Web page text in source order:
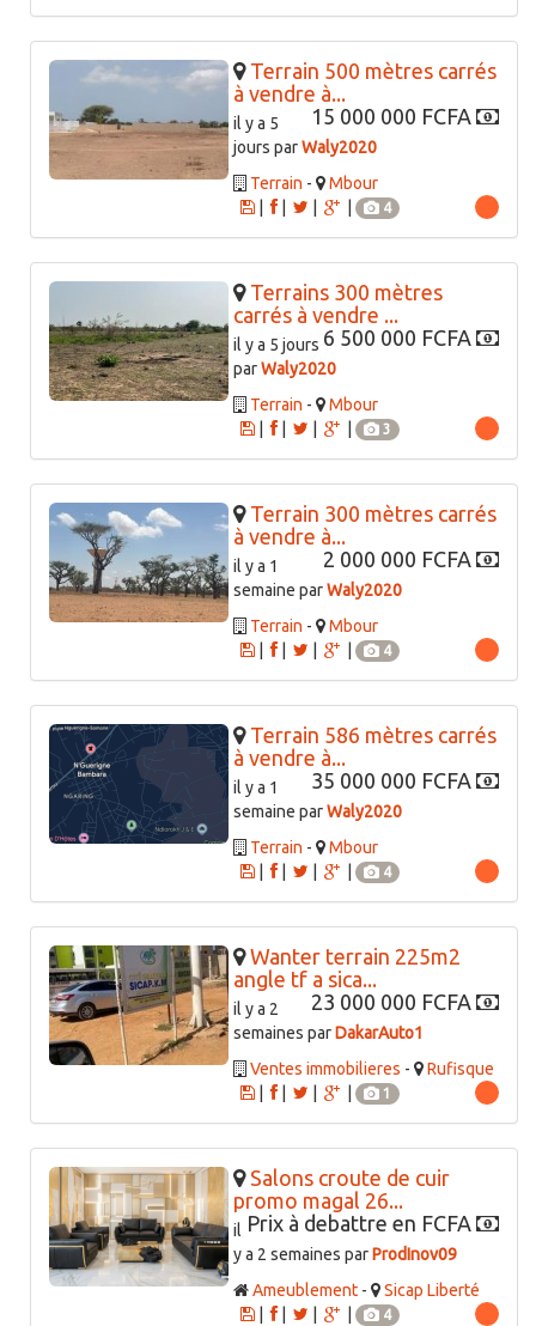
Terrain 500 mètres carrés
à vendre à...
15 000 000 FCFA
il y a 5
jours parWaly2020
Terrain -
Mbour
|
4
Terrains 300 mètres
carrés à vendre ...
6 500 000 FCFA
il y a 5 jours
parWaly2020
Terrain -
Mbour
|
3
Terrain 300 mètres carrés
à vendre à...
2 000 000 FCFA
il y a 1
semaine parWaly2020
Terrain -
Mbour
|
4
Terrain 586 mètres carrés
à vendre à...
35 000 000 FCFA
il y a 1
semaine parWaly2020
Terrain -
Mbour
|
4
Wanter terrain 225m2
angle tf a sica...
23 000 000 FCFA
il y a 2
semaines parDakarAuto1
Ventes immobilieres -
Rufisque
|
1
Salons croute de cuir
promo magal 26...
Prix à debattre en FCFA
il
y a 2 semaines parProdInov09
Ameublement -
Sicap Liberté
|
4